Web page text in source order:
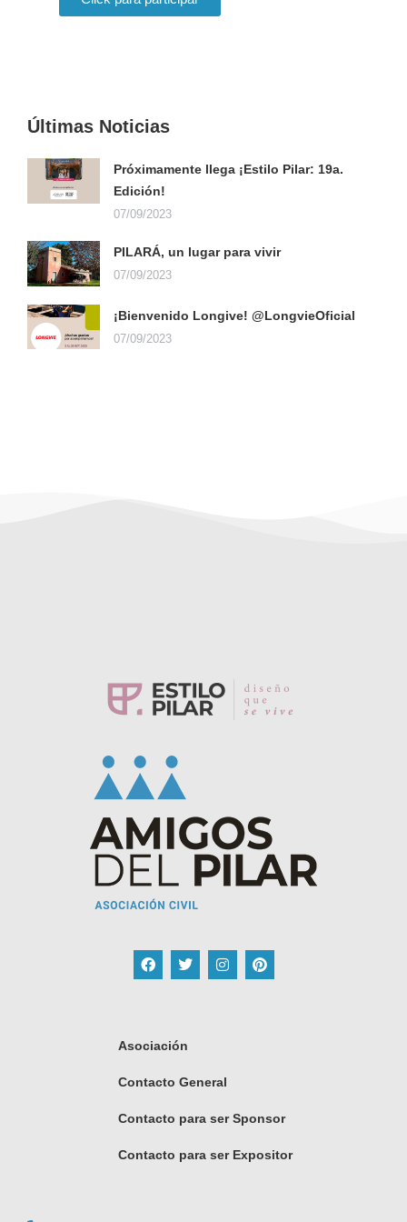
Últimas Noticias
Próximamente llega ¡Estilo Pilar: 19a.
Edición!
07/09/2023
PILARÁ, un lugar para vivir
07/09/2023
¡Bienvenido Longive! @LongvieOficial
07/09/2023
Asociación
Contacto General
Contacto para ser Sponsor
Contacto para ser Expositor